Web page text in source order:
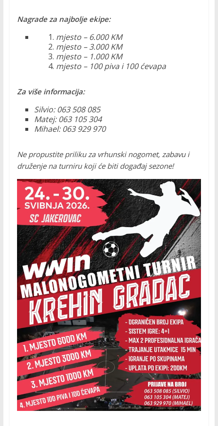
Nagrade za najbolje ekipe:
mjesto – 6.000 KM
mjesto – 3.000 KM
mjesto – 1.000 KM
mjesto – 100 piva i 100 ćevapa
Za više informacija:
Silvio: 063 508 085
Matej: 063 105 304
Mihael: 063 929 970
Ne propustite priliku za vrhunski nogomet, zabavu i
druženje na turniru koji će biti događaj sezone!